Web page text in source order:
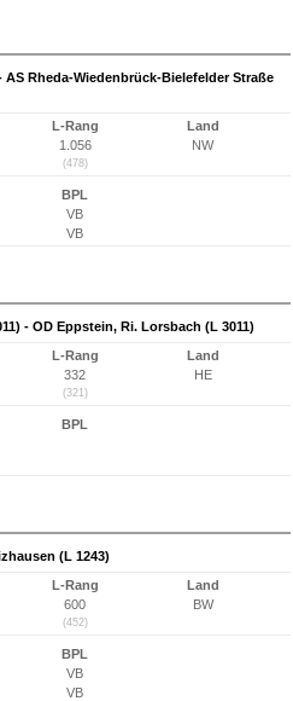
AS Rheda-Wiedenbrück-Bielefelder Straße
L-Rang
1.056
(478)
Land
NW
BPL
VB
VB
- OD Eppstein, Ri. Lorsbach (L 3011)
L-Rang
332
(321)
Land
HE
BPL
(L 1243)
L-Rang
600
(452)
Land
BW
BPL
VB
VB